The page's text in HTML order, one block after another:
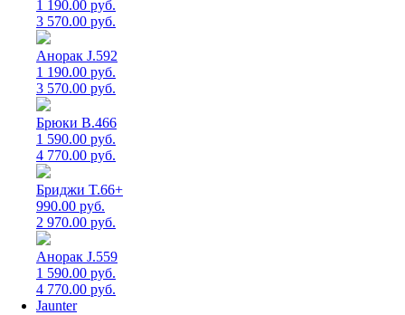
1 190.00 руб.
3 570.00 руб.
Анорак J.592
1 190.00 руб.
3 570.00 руб.
Брюки B.466
1 590.00 руб.
4 770.00 руб.
Бриджи T.66+
990.00 руб.
2 970.00 руб.
Анорак J.559
1 590.00 руб.
4 770.00 руб.
Jaunter